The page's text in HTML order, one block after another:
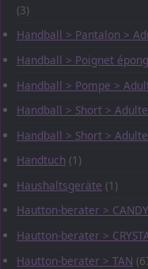
(3)
Handball > Pantalon >
Handball > Poignet
Handball > Pompe >
Handball > Short >
Handball > Short >
Handtuch (1)
Haushaltsgeräte (1)
Hautton-berater > CANDY
Hautton-berater >
Hautton-berater > TAN